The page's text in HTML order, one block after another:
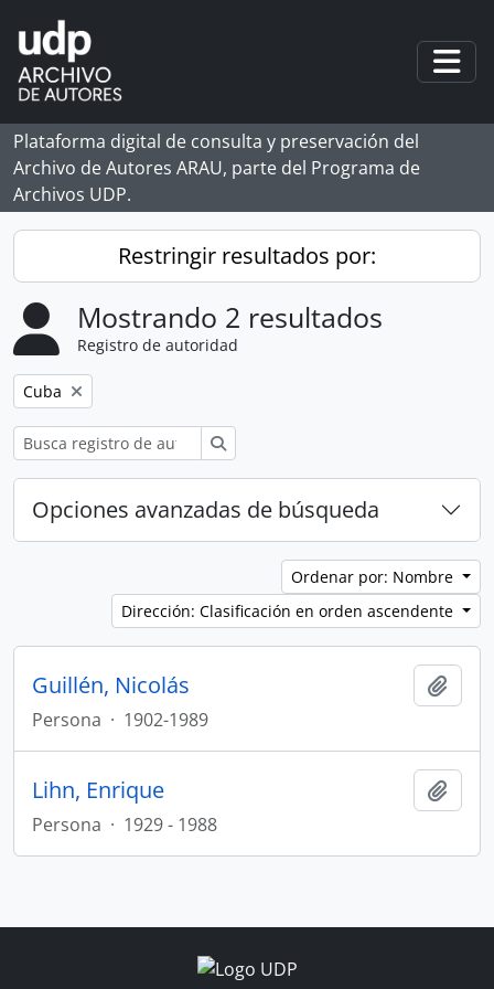
Skip to main content
Plataforma digital de consulta y preservación del
Archivo de Autores ARAU, parte del Programa de
Archivos UDP.
Restringir resultados por:
Mostrando 2 resultados
Registro de autoridad
Remove filter:
Cuba
Opciones avanzadas de búsqueda
Ordenar por: Nombre
Dirección: Clasificación en orden ascendente
Guillén, Nicolás
Persona · 1902-1989
Lihn, Enrique
Persona · 1929 - 1988